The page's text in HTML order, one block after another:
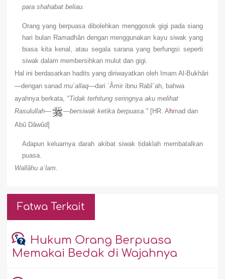
para shahabat beliau.
Orang yang berpuasa dibolehkan menggosok gigi pada siang
hari bulan Ramadhân dengan menggunakan kayu siwak yang
biasa kita kenal, atau segala sarana yang berfungsi seperti
siwak dalam membersihkan mulut dan gigi.
Hal ini berdasarkan hadits yang diriwayatkan oleh Imam Al-Bukhâri
—dengan sanadmu`allaq—dari `Âmir ibnu Rabî`ah, bahwa
ayahnya berkata, "Tidak terhitungseringnya aku melihat
Rasulullah— —bersiwak ketika berpuasa. " [HR. Ahmad dan
Abû Dâwûd]
Adapun keluarnya darah akibat siwak tidaklah membatalkan
puasa.
Wallâhu a`lam.
Fatwa Terkait
Hukum Orang Berpuasa
Memakai Bedak di Wajahnya